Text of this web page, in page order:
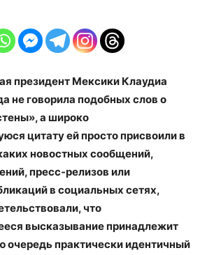
президент Мексики Клаудиа
не говорила подобных слов о
а широко
цитату ей просто присвоили в
новостных сообщений,
пресс-релизов или
в социальных сетях,
что
высказывание принадлежит
очередь практически идентичный